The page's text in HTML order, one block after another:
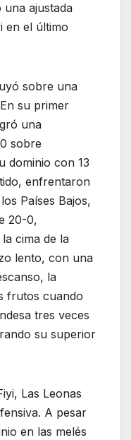
ajustada
en el último
sobre una
su primer
una
sobre
dominio con 13
enfrentaron
Países Bajos,
20-0,
cima de la
lento, con una
la
frutos cuando
tres veces
su superior
Las Leonas
A pesar
en las melés